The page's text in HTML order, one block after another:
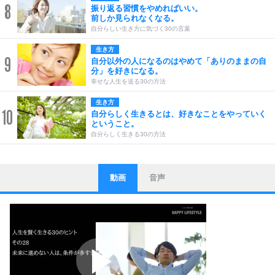
8
振り返る習慣をやめればいい。
前しか見られなくなる。
自分らしい生き方に気づく30の言葉
9
生き方
自分以外の人になるのはやめて「ありのままの自
分」を好きになる。
幸せな人生を送る30の方法
10
生き方
自分らしく生きるとは、好きなことをやっていく
ということ。
自分らしく生きる30の方法
1
ストレス対策
他人と比べない。
いっそのこと、他人を見ない。
いらいらしない人になる30の方法
ポジティブになれない原因は、行動しないから。
ポジティブ思考になる30の方法
動画 音声